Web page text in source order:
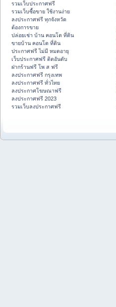
รวมเว็บประกาศฟรี
รวมเว็บซื้อขาย ใช้งานง่าย
ลงประกาศฟรี ทุกจังหวัด
ต้องการขาย
ปล่อยเช่า บ้าน คอนโด ที่ดิน
ขายบ้าน คอนโด ที่ดิน
ประกาศฟรี ไม่มี หมดอายุ
เว็บประกาศฟรี ติดอันดับ
ฝากร้านฟรี โพ ส ฟรี
ลงประกาศฟรี กรุงเทพ
ลงประกาศฟรี ทั่วไทย
ลงประกาศโฆษณาฟรี
ลงประกาศฟรี 2023
รวมเว็บลงประกาศฟรี